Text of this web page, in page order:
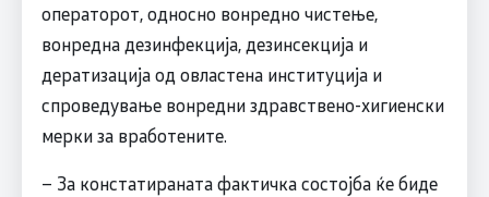
операторот, односно вонредно чистење,
вонредна дезинфекција, дезинсекција и
дератизација од овластена институција и
спроведување вонредни здравствено-хигиенски
мерки за вработените.
– За констатираната фактичка состојба ќе биде